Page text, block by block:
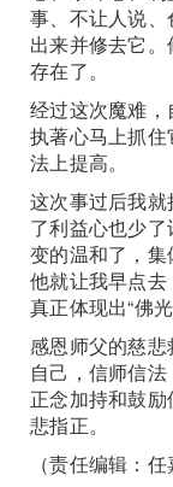
事、不让人说
出来并修去它
存在了。
经过这次魔难
执著心马上抓
法上提高。
这次事过后我
了利益心也少
变的温和了，
他就让我早点去
真正体现出“佛
感恩师父的慈
自己，信师信
正念加持和鼓
悲指正。
（责任编辑：任